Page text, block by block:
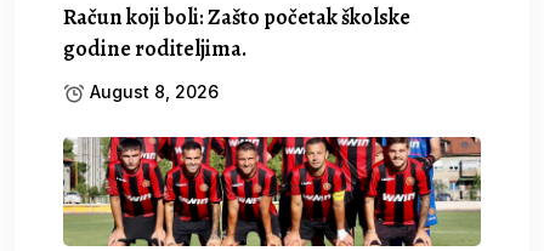
Račun koji boli: Zašto početak školske
godine roditeljima.
August 8, 2026